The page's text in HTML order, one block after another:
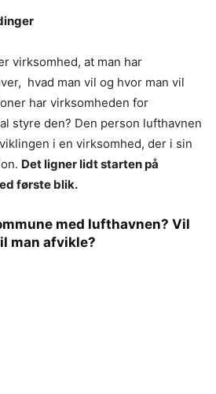
virksomhed, at man har
hvad man vil og hvor man vil
har virksomheden for
styre den? Den person lufthavnen
i en virksomhed, der i sin
Det ligner lidt starten på
første blik.
med lufthavnen? Vil
man afvikle?